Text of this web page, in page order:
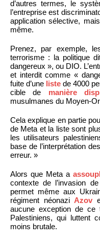
d’autres termes, le
l’entreprise est
application sélective,
même.
Prenez, par exemple,
terrorisme : la politique
dangereux », ou DIO.
et interdit comme «
fuite d’une liste de 4000
cible de manière
musulmanes du Moyen-
Cela explique en partie
de Meta et la liste sont
les utilisateurs
base de l’interprétation
erreur. »
Alors que Meta a
contexte de l’invasion
permet même aux
régiment néonazi Azov
aucune exception de ce
Palestiniens, qui luttent
moins brutale.